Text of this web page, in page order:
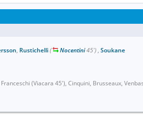
, Rustichelli( Nocentini45') , Soukane
(Viacara 45'), Cinquini, Brusseaux,